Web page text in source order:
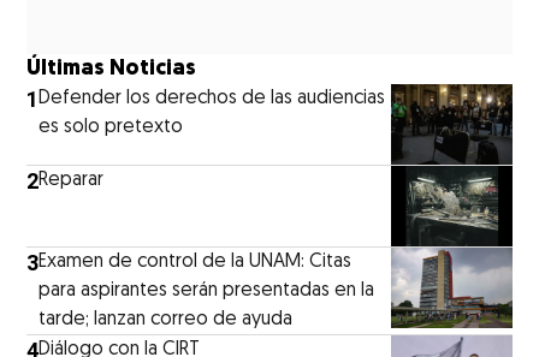
Últimas Noticias
1Defender los derechos de las audiencias
es solo pretexto
2Reparar
3Examen de control de la UNAM: Citas
para aspirantes serán presentadas en la
tarde; lanzan correo de ayuda
4Diálogo con la CIRT